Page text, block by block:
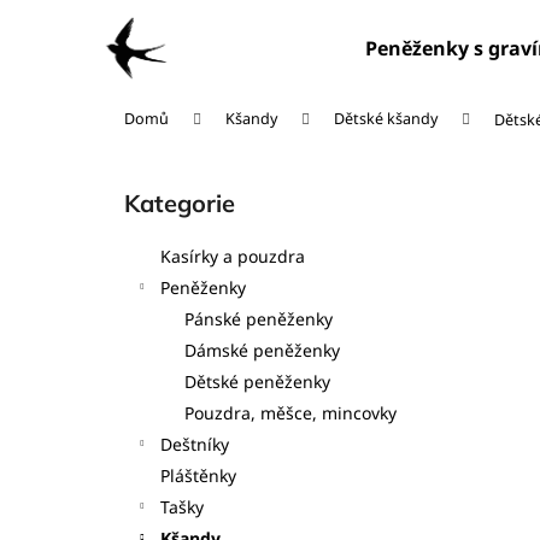
Peněženky s
Domů Kšandy Dětské kšandy
Přeskočit
kategorie
Kategorie
Kasírky a pouzdra
Peněženky
Pánské peněženky
Dámské peněženky
Dětské peněženky
Pouzdra, měšce, mincovky
Deštníky
Pláštěnky
Tašky
Zpět
Zpět